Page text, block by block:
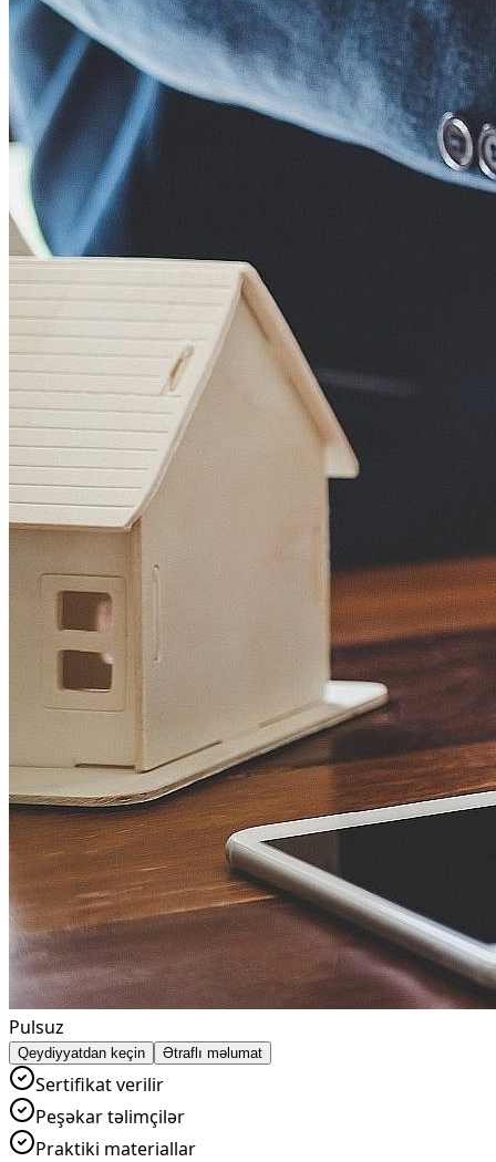
Pulsuz
Qeydiyyatdan keçin Ətraflı məlumat
Sertifikat verilir
Peşəkar təlimçilər
Praktiki materiallar